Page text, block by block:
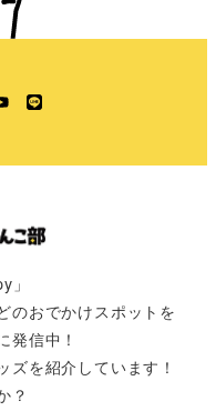
YouTube
LINE
」
のおでかけスポットを
発信中！
ズを紹介しています！
？